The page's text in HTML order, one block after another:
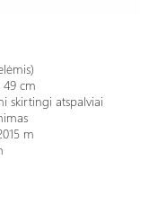
49 cm
skirtingi atspalviai
m